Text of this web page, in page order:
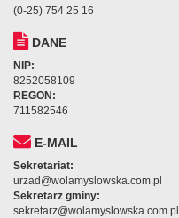
(0-25) 754 25 16
DANE
NIP:
8252058109
REGON:
711582546
E-MAIL
Sekretariat:
urzad@wolamyslowska.com.pl
Sekretarz gminy:
sekretarz@wolamyslowska.com.pl